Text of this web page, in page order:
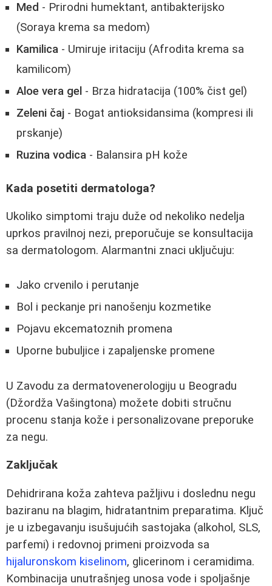
Med - Prirodni humektant, antibakterijsko
(Soraya krema sa medom)
Kamilica - Umiruje iritaciju (Afrodita krema sa
kamilicom)
Aloe vera gel - Brza hidratacija (100% čist gel)
Zeleni čaj - Bogat antioksidansima (kompresi ili
prskanje)
Ruzina vodica - Balansira pH kože
Kada posetiti dermatologa?
Ukoliko simptomi traju duže od nekoliko nedelja
uprkos pravilnoj nezi, preporučuje se konsultacija
sa dermatologom. Alarmantni znaci uključuju:
Jako crvenilo i perutanje
Bol i peckanje pri nanošenju kozmetike
Pojavu ekcematoznih promena
Uporne bubuljice i zapaljenske promene
U Zavodu za dermatovenerologiju u Beogradu
(Džordža Vašingtona) možete dobiti stručnu
procenu stanja kože i personalizovane preporuke
za negu.
Zaključak
Dehidrirana koža zahteva pažljivu i doslednu negu
baziranu na blagim, hidratantnim preparatima. Ključ
je u izbegavanju isušujućih sastojaka (alkohol, SLS,
parfemi) i redovnoj primeni proizvoda sa
hijaluronskom kiselinom, glicerinom i ceramidima.
Kombinacija unutrašnjeg unosa vode i spoljašnje